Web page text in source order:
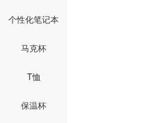
个性化笔记本
马克杯
T恤
保温杯